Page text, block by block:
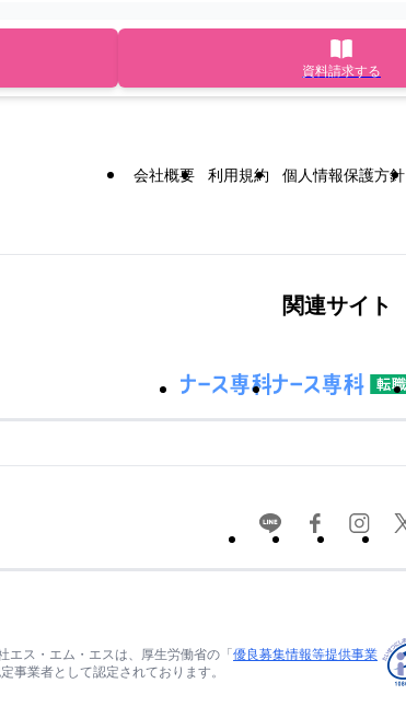
資料請求する
会社概要 利用規約 個人情報保護方針
関連サイト
エス・エム・エスは、厚生労働省の「優良募集情報等提供事業
事業者として認定されております。